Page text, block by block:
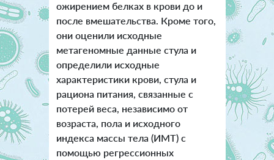
ожирением белках в крови до и
после вмешательства. Кроме того,
они оценили исходные
метагеномные данные стула и
определили исходные
характеристики крови, стула и
рациона питания, связанные с
потерей веса, независимо от
возраста, пола и исходного
индекса массы тела (ИМТ) с
помощью регрессионных